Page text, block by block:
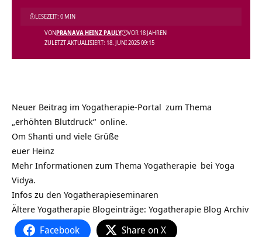
ZULETZT AKTUALISIERT: 18. JUNI 2025 09:15
VONPRANAVA HEINZ PAULY VOR 18 JAHREN
LESEZEIT: 0 MIN
Neuer Beitrag im Yogatherapie-Portal zum Thema
„erhöhten Blutdruck“ online.
Om Shanti und viele Grüße
euer Heinz
Mehr Informationen zum Thema Yogatherapie bei Yoga
Vidya.
Infos zu den Yogatherapieseminaren
Ältere Yogatherapie Blogeinträge: Yogatherapie Blog Archiv
Facebook Share on X